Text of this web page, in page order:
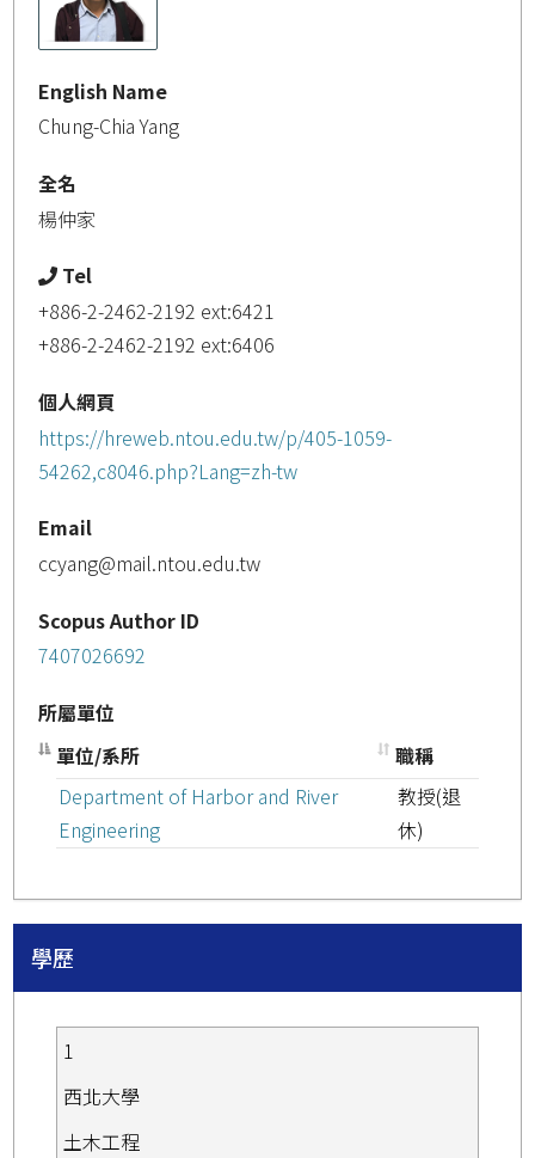
English Name
Chung-Chia Yang
全名
楊仲家
Tel
+886-2-2462-2192 ext:6421
+886-2-2462-2192 ext:6406
個人網頁
https://hreweb.ntou.edu.tw/p/405-1059-
54262,c8046.php?Lang=zh-tw
Email
ccyang@mail.ntou.edu.tw
Scopus Author ID
7407026692
所屬單位
單位/系所
職稱
Department of Harbor and River
Engineering
教授(退
休)
學歷
1
西北大學
土木工程